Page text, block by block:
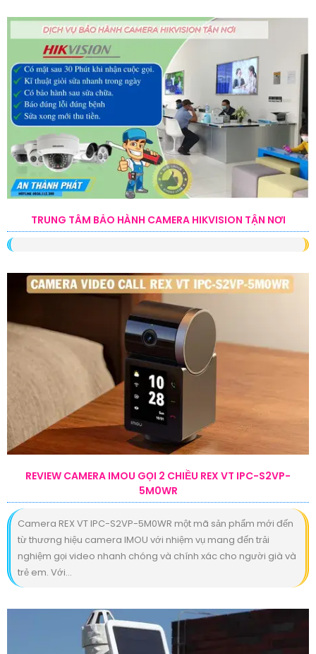
TRUNG TÂM BẢO HÀNH CAMERA HIKVISION TẬN NƠI
REVIEW CAMERA IMOU GỌI 2 CHIỀU REX VT IPC-S2VP-
5M0WR
Camera REX VT IPC-S2VP-5M0WR một mã sản phẩm mới đến
từ thương hiệu camera IMOU với nhiệm vụ mang đến trải
nghiệm gọi video nhanh chóng và chính xác cho người già và
trẻ em. Với...